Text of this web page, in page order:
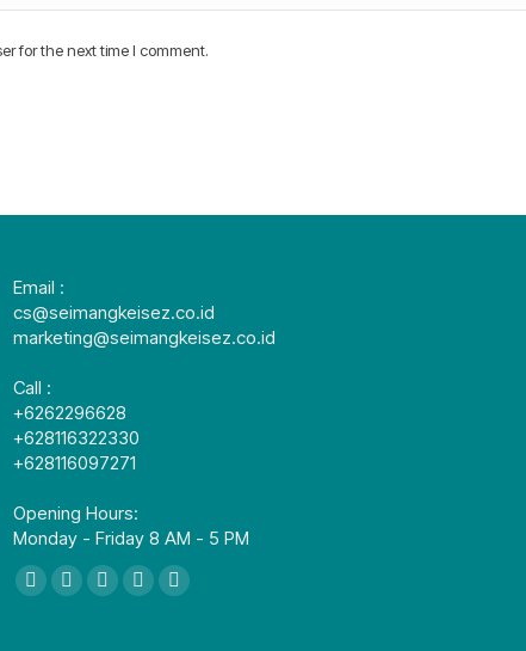
for the next time I comment.
Email :
cs@seimangkeisez.co.id
marketing@seimangkeisez.co.id
Call :
+6262296628
+628116322330
+628116097271
Opening Hours:
Monday - Friday 8 AM - 5 PM
找到我们：
Facebook
X
YouTube
LinkedinInstagram